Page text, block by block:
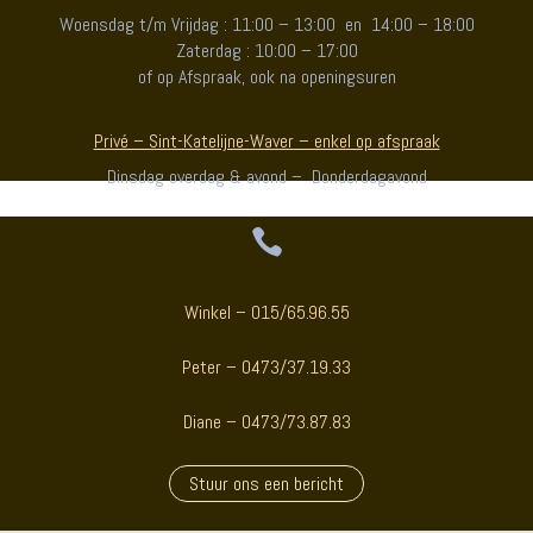
Woensdag t/m Vrijdag : 11:00 – 13:00 en 14:00 – 18:00
Zaterdag : 10:00 – 17:00
of op Afspraak, ook na openingsuren
Privé – Sint-Katelijne-Waver – enkel op afspraak
Dinsdag overdag & avond – Donderdagavond

Winkel – 015/65.96.55
Peter – 0473/37.19.33
Diane – 0473/73.87.83
Stuur ons een bericht